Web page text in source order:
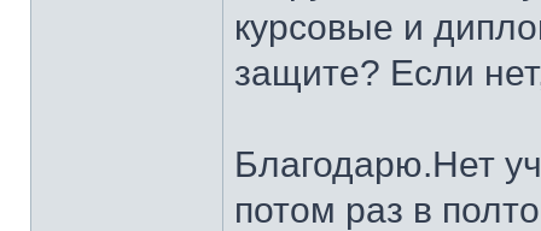
курсовые и
защите? Если
Благодарю.Нет
потом раз в